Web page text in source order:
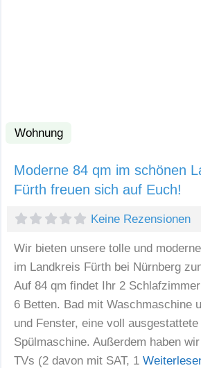
Wohnung
Moderne 84 qm im schönen
Fürth freuen sich auf Euch!
Keine Rezensionen
Wir bieten unsere tolle und
im Landkreis Fürth bei Nürnberg
Auf 84 qm findet Ihr 2
6 Betten. Bad mit Waschmaschine
und Fenster, eine voll
Spülmaschine. Außerdem haben
TVs (2 davon mit SAT, 1